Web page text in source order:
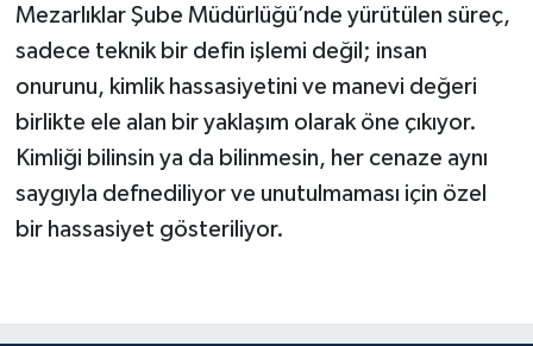
Mezarlıklar Şube Müdürlüğü’nde yürütülen süreç,
sadece teknik bir defin işlemi değil; insan
onurunu, kimlik hassasiyetini ve manevi değeri
birlikte ele alan bir yaklaşım olarak öne çıkıyor.
Kimliği bilinsin ya da bilinmesin, her cenaze aynı
saygıyla defnediliyor ve unutulmaması için özel
bir hassasiyet gösteriliyor.